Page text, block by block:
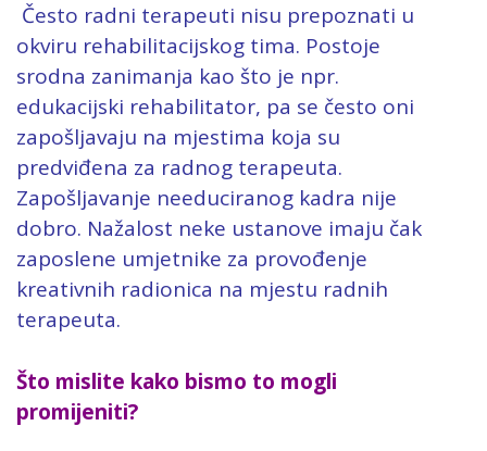
Često radni terapeuti nisu prepoznati u
okviru rehabilitacijskog tima. Postoje
srodna zanimanja kao što je npr.
edukacijski rehabilitator, pa se često oni
zapošljavaju na mjestima koja su
predviđena za radnog terapeuta.
Zapošljavanje needuciranog kadra nije
dobro. Nažalost neke ustanove imaju čak
zaposlene umjetnike za provođenje
kreativnih radionica na mjestu radnih
terapeuta.
Što mislite kako bismo to mogli
promijeniti?